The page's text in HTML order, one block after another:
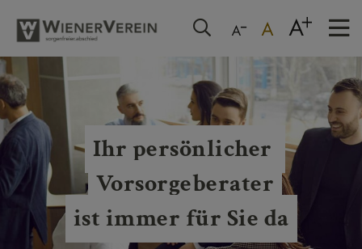
Ihr persönlicher
Vorsorgeberater
ist immer für Sie da